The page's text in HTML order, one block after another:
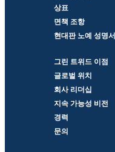
상표
면책 조항
현대판 노예 성명서
그린 트위드 이점
글로벌 위치
회사 리더십
지속 가능성 비전
경력
문의